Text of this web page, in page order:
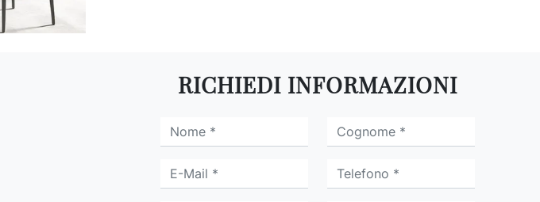
RICHIEDI INFORMAZIONI